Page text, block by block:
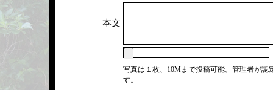
本文
写真は１枚、10Mまで投稿可能。管理者が認
す。